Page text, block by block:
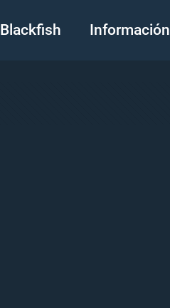
Blackfish Información